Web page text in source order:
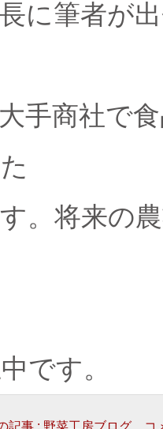
者が出会
で食品
来の農業
です。
記事 : 野菜工房ブログ コ